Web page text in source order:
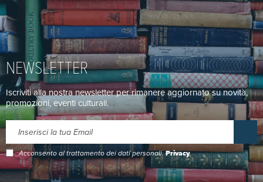
NEWSLETTER
Iscriviti alla nostra newsletter per rimanere aggiornato su novità,
promozioni, eventi culturali.
Acconsento al trattamento dei dati personali.Privacy